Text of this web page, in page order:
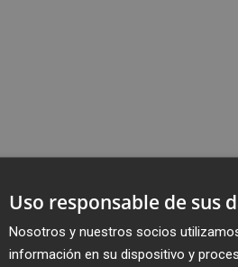
Uso responsable de sus
Nosotros y nuestros socios
información en su dispositivo y